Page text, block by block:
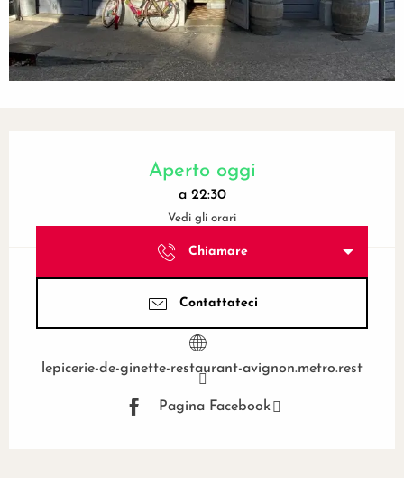
Aperto oggi
a 22:30
Vedi gli orari
Chiamare
Contattateci
lepicerie-de-ginette-restaurant-avignon.metro.rest
Pagina Facebook